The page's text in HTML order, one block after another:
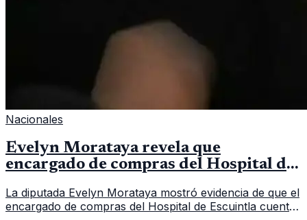
Nacionales
Evelyn Morataya revela que
encargado de compras del Hospital de
La diputada Evelyn Morataya mostró evidencia de que el
encargado de compras del Hospital de Escuintla cuenta